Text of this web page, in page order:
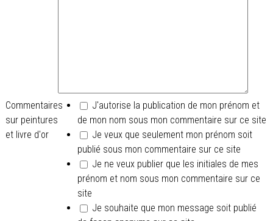
Commentaires
sur peintures
et livre d'or
J'autorise la publication de mon prénom et
de mon nom sous mon commentaire sur ce site
Je veux que seulement mon prénom soit
publié sous mon commentaire sur ce site
Je ne veux publier que les initiales de mes
prénom et nom sous mon commentaire sur ce
site
Je souhaite que mon message soit publié